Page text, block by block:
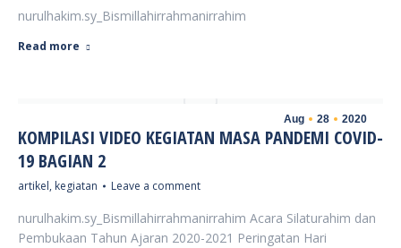
nurulhakim.sy_Bismillahirrahmanirrahim
Read more
Aug 28 2020
KOMPILASI VIDEO KEGIATAN MASA PANDEMI COVID-
19 BAGIAN 2
artikel, kegiatan Leave a comment
nurulhakim.sy_Bismillahirrahmanirrahim Acara Silaturahim dan
Pembukaan Tahun Ajaran 2020-2021 Peringatan Hari